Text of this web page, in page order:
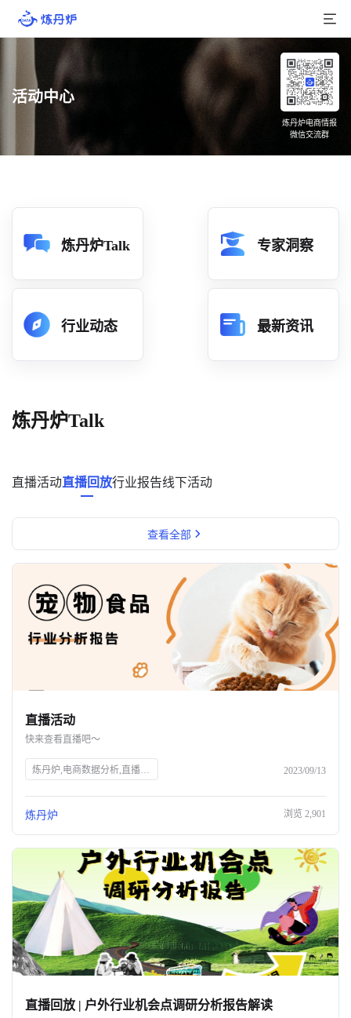
产品介绍
品牌数据
店铺数据
分析
数据中心
消费者说
解决方案
金融市场解决方案
电商解决方案
资源中心
关于我们
公司介绍
商机推荐
活动中心
炼丹炉电商情报
微信交流群
炼丹炉Talk 专家洞察
行业动态 最新资讯
炼丹炉Talk
直播活动直播回放行业报告线下活动
查看全部
直播活动
快来查看直播吧～
炼丹炉,电商数据分析,直播行业解读,宠物行业解读,知衣科技,AI大数据,服装AI 2023/09/13
炼丹炉 浏览 2,901
直播回放 | 户外行业机会点调研分析报告解读